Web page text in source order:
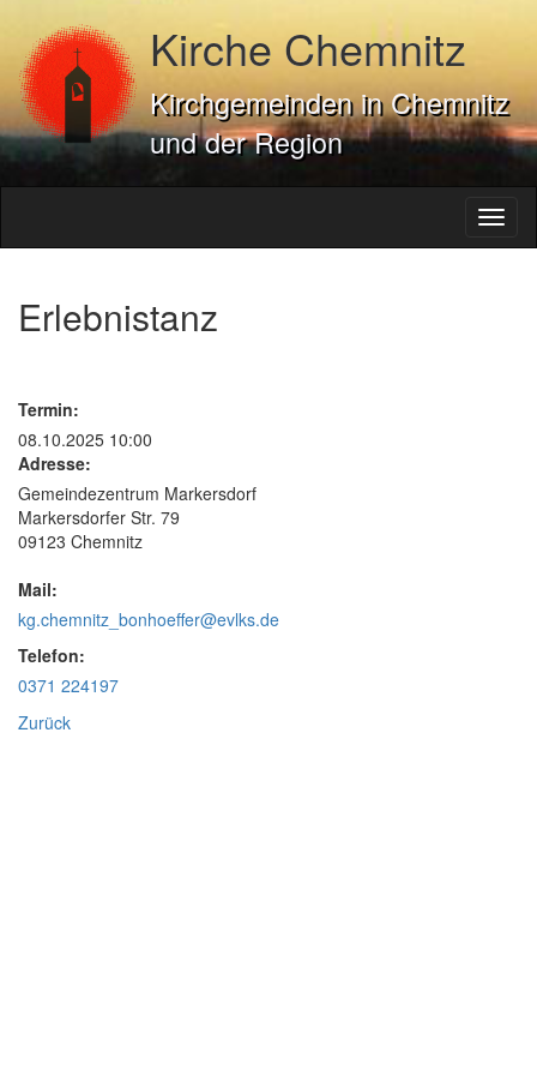
Kirche Chemnitz
Kirchgemeinden in Chemnitz
und der Region
Erlebnistanz
Termin:
08.10.2025 10:00
Adresse:
Gemeindezentrum Markersdorf
Markersdorfer Str. 79
09123 Chemnitz
Mail:
kg.chemnitz_bonhoeffer@evlks.de
Telefon:
0371 224197
Zurück